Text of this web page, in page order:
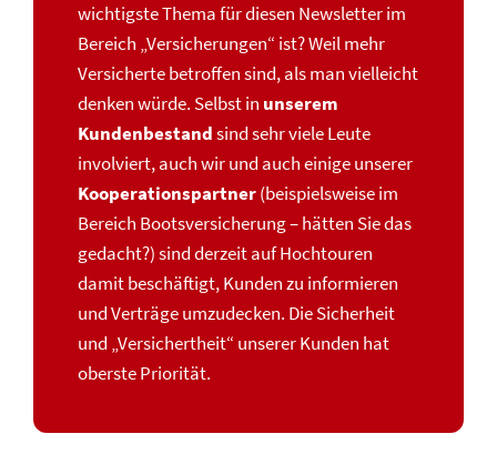
wichtigste Thema für diesen Newsletter im
Bereich „Versicherungen“ ist? Weil mehr
Versicherte betroffen sind, als man vielleicht
denken würde. Selbst in unserem
Kundenbestandsind sehr viele Leute
involviert, auch wir und auch einige unserer
Kooperationspartner(beispielsweise im
Bereich Boots­versicherung – hätten Sie das
gedacht?) sind derzeit auf Hochtouren
damit beschäftigt, Kunden zu informieren
und Verträge umzudecken. Die Sicherheit
und „Versichertheit“ unserer Kunden hat
oberste Priorität.